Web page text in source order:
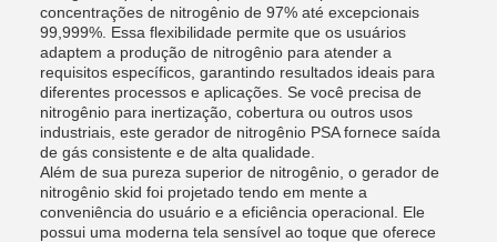
concentrações de nitrogênio de 97% até excepcionais
99,999%. Essa flexibilidade permite que os usuários
adaptem a produção de nitrogênio para atender a
requisitos específicos, garantindo resultados ideais para
diferentes processos e aplicações. Se você precisa de
nitrogênio para inertização, cobertura ou outros usos
industriais, este gerador de nitrogênio PSA fornece saída
de gás consistente e de alta qualidade.
Além de sua pureza superior de nitrogênio, o gerador de
nitrogênio skid foi projetado tendo em mente a
conveniência do usuário e a eficiência operacional. Ele
possui uma moderna tela sensível ao toque que oferece